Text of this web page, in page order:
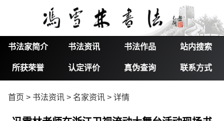
书法家简介 书法资讯 书法作品 站内搜索
所获荣誉 认定评价 真伪查询 联系方式
首页 > 书法资讯 > 名家资讯 > 详情